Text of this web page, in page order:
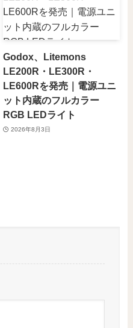
Godox、Litemons
LE200R・LE300R・
LE600Rを発売｜電源ユニ
ット内蔵のフルカラー
RGB LEDライト
2026年8月3日